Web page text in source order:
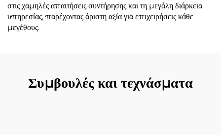
στις χαμηλές απαιτήσεις συντήρησης και τη μεγάλη διάρκεια
υπηρεσίας, παρέχοντας άριστη αξία για επιχειρήσεις κάθε
μεγέθους.
Συμβουλές και τεχνάσματα